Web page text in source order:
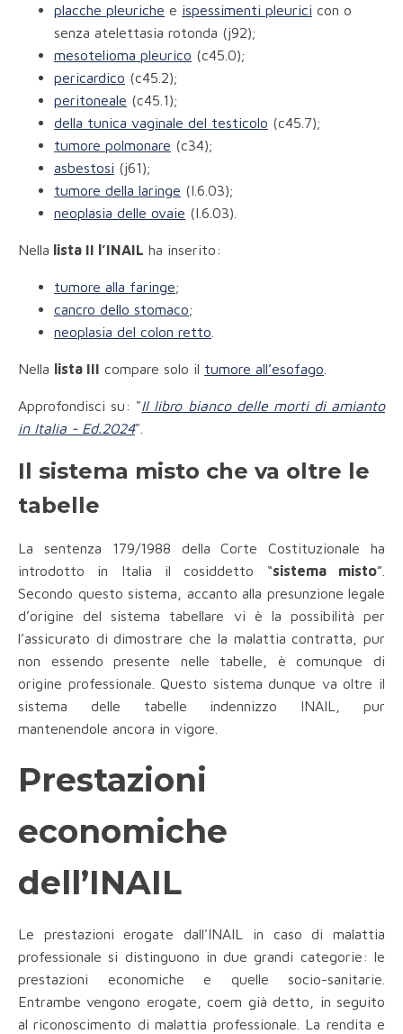
placche pleuriche e ispessimenti pleurici con o
senza atelettasia rotonda (j92);
mesotelioma pleurico (c45.0);
pericardico (c45.2);
peritoneale (c45.1);
della tunica vaginale del testicolo (c45.7);
tumore polmonare (c34);
asbestosi (j61);
tumore della laringe (I.6.03);
neoplasia delle ovaie (I.6.03).
Nella lista II l’INAIL ha inserito:
tumore alla faringe;
cancro dello stomaco;
neoplasia del colon retto
Nella lista III compare solo il tumore all’esofago
Approfondisci su: "Il libro bianco delle morti di amianto
in Italia - Ed.2024".
Il sistema misto che va oltre le
tabelle
La sentenza 179/1988 della Corte Costituzionale ha
introdotto in Italia il cosiddetto “sistema misto”.
Secondo questo sistema, accanto alla presunzione legale
d’origine del sistema tabellare vi è la possibilità per
l’assicurato di dimostrare che la malattia contratta, pur
non essendo presente nelle tabelle, è comunque di
origine professionale. Questo sistema dunque va oltre il
sistema delle tabelle indennizzo INAIL, pur
mantenendole ancora in vigore.
Prestazioni
economiche
dell’INAIL
Le prestazioni erogate dall'INAIL in caso di malattia
professionale si distinguono in due grandi categorie: le
prestazioni economiche e quelle socio-sanitarie.
Entrambe vengono erogate, coem già detto, in seguito
al riconoscimento di malattia professionale. La rendita e